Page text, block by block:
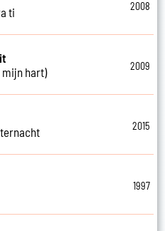
ti
2008
mijn hart)
2009
2015
1997